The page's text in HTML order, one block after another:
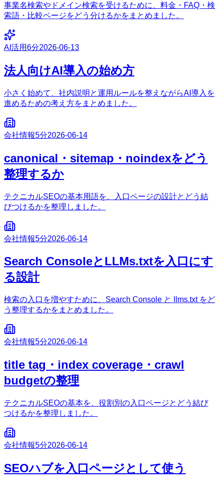
事業名検索やドメイン検索を受けるために、料金・FAQ・検
索語・比較ページをどう分けるかをまとめました。
AI活用6分2026-06-13
法人向けAI導入の始め方
小さく始めて、社内説明と運用ルールを整えながらAI導入を
進めるための考え方をまとめました。
会社情報5分2026-06-14
canonical・sitemap・noindexをどう
整理するか
テクニカルSEOの基本用語を、入口ページの設計とどう結
びつけるかを整理しました。
会社情報5分2026-06-14
Search ConsoleとLLMs.txtを入口にす
る設計
検索の入口を増やすために、Search Console と llms.txt をど
う整理するかをまとめました。
会社情報5分2026-06-14
title tag・index coverage・crawl
budgetの整理
テクニカルSEOの基本を、役割別の入口ページとどう結び
つけるかを整理しました。
会社情報5分2026-06-14
SEOハブを入口ページとして使う